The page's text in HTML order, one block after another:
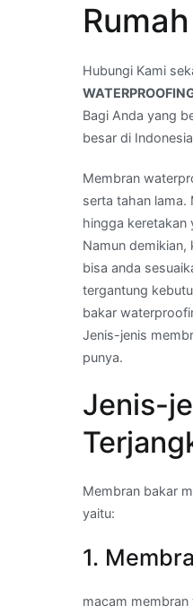
–
Kami
|
di
Hubungi Kami
Bagi Anda yang
besar di
Membran
serta tahan lama.
hingga keretakan
Namun
bisa anda
tergantung
bakar
Jenis-jenis
punya.
Jenis-
Membran bakar
yaitu:
1.
macam